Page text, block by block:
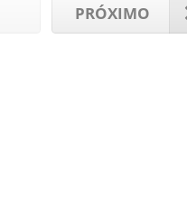
PRÓXIMO